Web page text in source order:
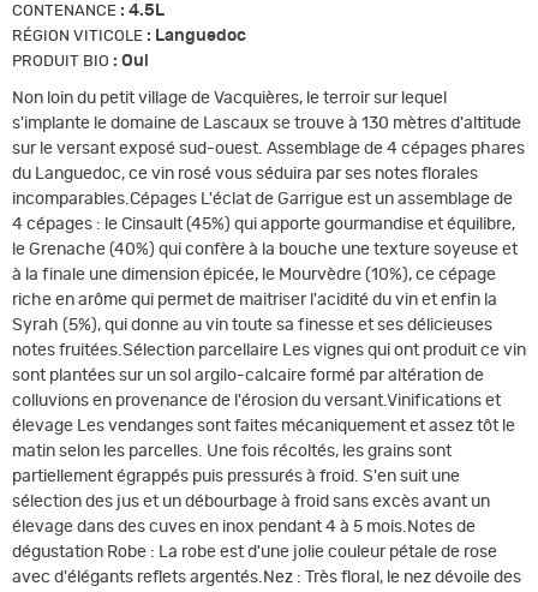
CONTENANCE : 4.5L
RÉGION VITICOLE : Languedoc
PRODUIT BIO : Oui
Non loin du petit village de Vacquières, le terroir sur lequel
s'implante le domaine de Lascaux se trouve à 130 mètres d'altitude
sur le versant exposé sud-ouest. Assemblage de 4 cépages phares
du Languedoc, ce vin rosé vous séduira par ses notes florales
incomparables.Cépages L'éclat de Garrigue est un assemblage de
4 cépages : le Cinsault (45%) qui apporte gourmandise et équilibre,
le Grenache (40%) qui confère à la bouche une texture soyeuse et
à la finale une dimension épicée, le Mourvèdre (10%), ce cépage
riche en arôme qui permet de maitriser l'acidité du vin et enfin la
Syrah (5%), qui donne au vin toute sa finesse et ses délicieuses
notes fruitées.Sélection parcellaire Les vignes qui ont produit ce vin
sont plantées sur un sol argilo-calcaire formé par altération de
colluvions en provenance de l'érosion du versant.Vinifications et
élevage Les vendanges sont faites mécaniquement et assez tôt le
matin selon les parcelles. Une fois récoltés, les grains sont
partiellement égrappés puis pressurés à froid. S'en suit une
sélection des jus et un débourbage à froid sans excès avant un
élevage dans des cuves en inox pendant 4 à 5 mois.Notes de
dégustation Robe : La robe est d'une jolie couleur pétale de rose
avec d'élégants reflets argentés.Nez : Très floral, le nez dévoile des